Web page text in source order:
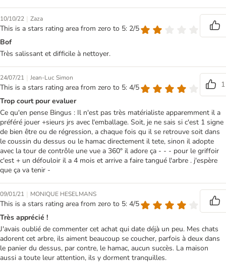
10/10/22 | Zaza
This is a stars rating area from zero to 5: 2/5
Bof
Très salissant et difficile à nettoyer.
24/07/21 | Jean-Luc Simon
This is a stars rating area from zero to 5: 4/5
1
Trop court pour evaluer
Ce qu'en pense Bingus : Il n'est pas très matérialiste apparemment il a
préféré jouer +sieurs jrs avec l'emballage. Soit, je ne sais si c'est 1 signe
de bien être ou de régression, a chaque fois qu il se retrouve soit dans
le coussin du dessus ou le hamac directement il tete, sinon il adopte
avec la tour de contrôle une vue a 360° il adore ça - - - pour le griffoir
c'est + un défouloir il a 4 mois et arrive a faire tangué l'arbre . j'espère
que ça va tenir -
09/01/21 | MONIQUE HESELMANS
This is a stars rating area from zero to 5: 4/5
Très apprécié !
J'avais oublié de commenter cet achat qui date déjà un peu. Mes chats
adorent cet arbre, ils aiment beaucoup se coucher, parfois à deux dans
le panier du dessus, par contre, le hamac, aucun succès. La maison
aussi a toute leur attention, ils y dorment tranquilles.